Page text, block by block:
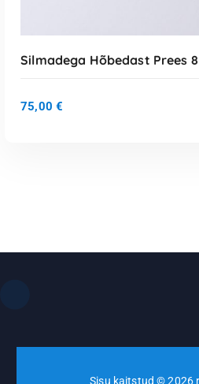
Silmadega Hõbedast Prees
75,00 €
Sisu kaitstud © 2026